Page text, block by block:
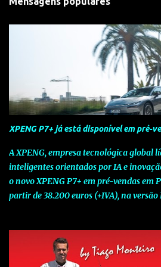
XPENG P7+ já está disponível em pré-
A XPENG, empresa tecnológica global
inteligentes orientados por IA e
o novo XPENG P7+ em pré-vendas em
partir de 38.200 euros (+IVA), na versão
num momento decisivo, em que a
mobilidade baseada na potência para a